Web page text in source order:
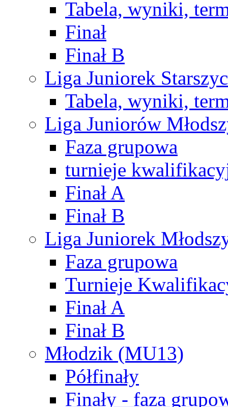
Tabela, wyniki,
Finał
Finał B
Liga Juniorek
Tabela, wyniki,
Liga Juniorów
Faza grupowa
turnieje
Finał A
Finał B
Liga Juniorek
Faza grupowa
Turnieje
Finał A
Finał B
Młodzik (MU13)
Półfinały
Finały - faza